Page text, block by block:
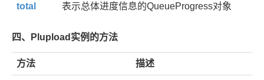
total 表示总体进度信息的QueueProgress对象
四、Plupload实例的方法
方法 描述